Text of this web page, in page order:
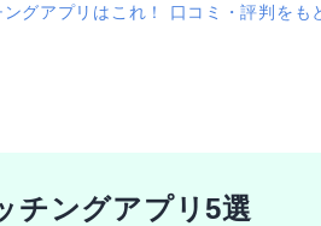
グアプリはこれ！ 口コミ・評判をも
チングアプリ5選